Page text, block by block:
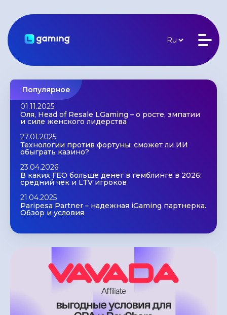
Популярное
01.11.2025
Оля, Head of Resale LGaming – о росте, эмпатии
и силе женского лидерства
27.01.2025
Технологии против фортуны: сможет ли ИИ
обыграть казино?
23.04.2026
В каких ГЕО больше денег в гемблинге в 2026:
средний чек и LTV игроков
21.04.2025
Paripesa Partner – надежная iGaming партнерка.
Обзор и условия